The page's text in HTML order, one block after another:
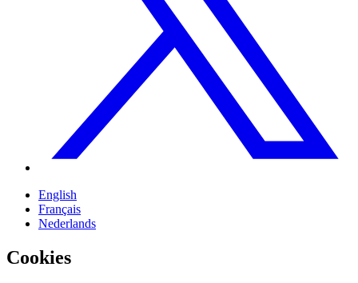
English
Français
Nederlands
Cookies